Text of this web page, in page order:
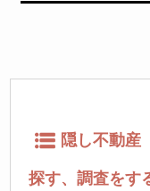
隠し不動産
探す、調査をす